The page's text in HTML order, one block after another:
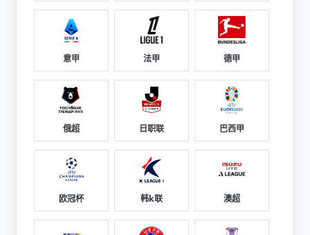
意甲 法甲 德甲
俄超 日职联 巴西甲
欧冠杯 韩k联 澳超